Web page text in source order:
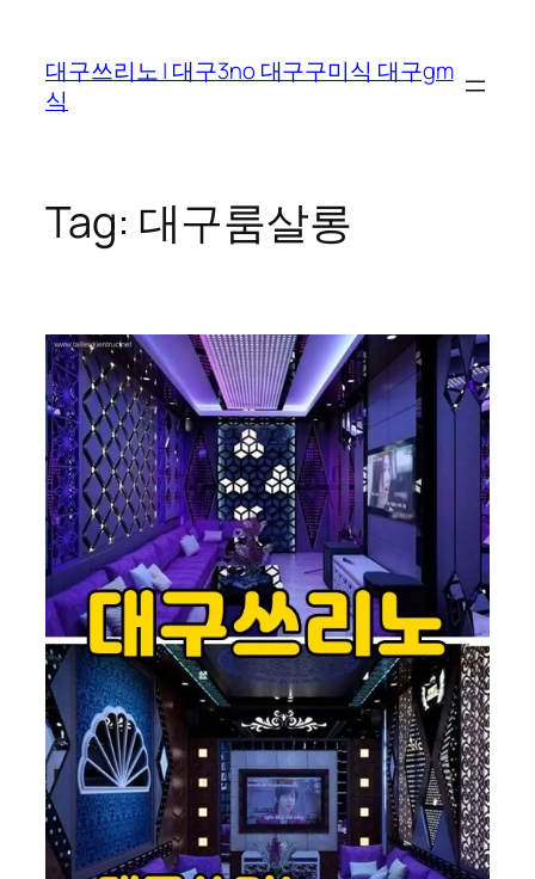
content
대구쓰리노 | 대구3no 대구구미식 대구gm
식
Tag: 대구룸살롱